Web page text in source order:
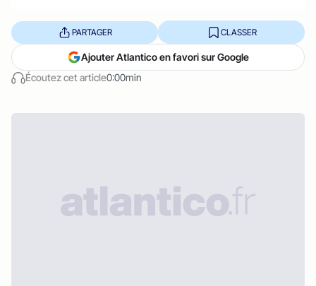
Écoutez cet article0:00min
PARTAGER CLASSER
Ajouter Atlantico en favori sur Google